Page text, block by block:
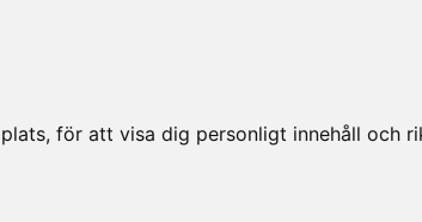
för att visa dig personligt innehåll och